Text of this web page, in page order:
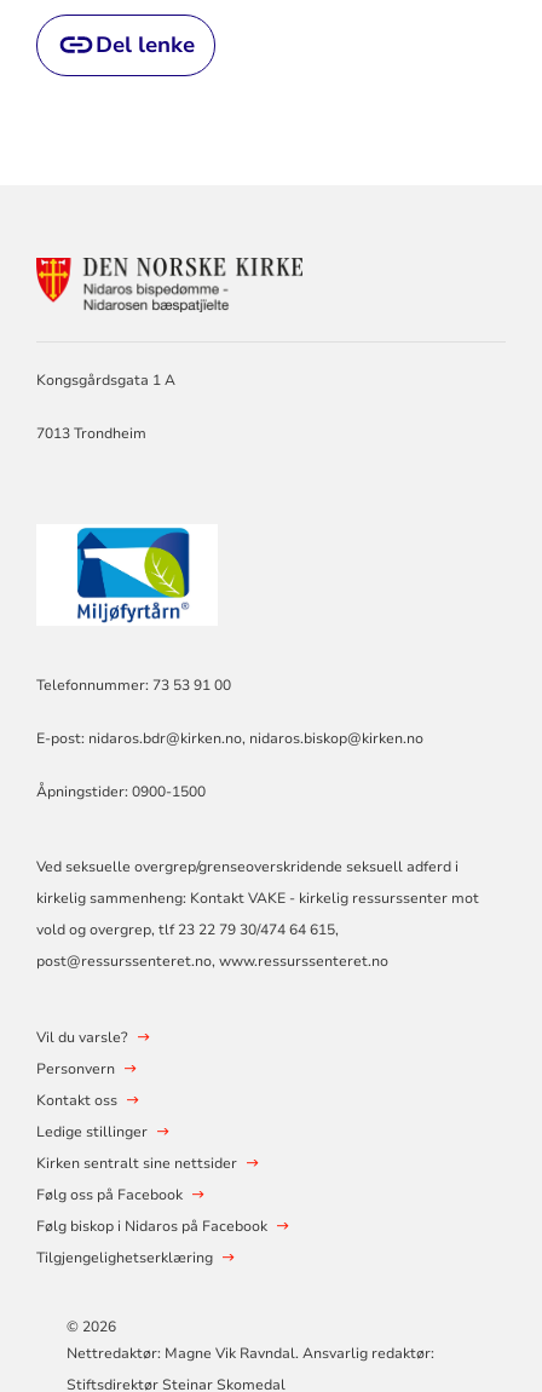
Del lenke
KONTAKTINFORMASJON
Kongsgårdsgata 1 A
7013 Trondheim
Telefonnummer: 73 53 91 00
E-post: nidaros.bdr@kirken.no, nidaros.biskop@kirken.no
Åpningstider: 0900-1500
Ved seksuelle overgrep/grenseoverskridende seksuell adferd i
kirkelig sammenheng: Kontakt VAKE - kirkelig ressurssenter mot
vold og overgrep, tlf 23 22 79 30/474 64 615,
post@ressurssenteret.no, www.ressurssenteret.no
Vil du varsle?
Personvern
Kontakt oss
Ledige stillinger
Kirken sentralt sine nettsider
Følg oss på Facebook
Følg biskop i Nidaros på Facebook
Tilgjengelighetserklæring
© 2026
Nettredaktør: Magne Vik Ravndal. Ansvarlig redaktør:
Stiftsdirektør Steinar Skomedal